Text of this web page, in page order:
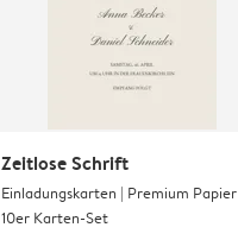
Zeitlose Schrift
Einladungskarten | Premium Papier
10er Karten-Set